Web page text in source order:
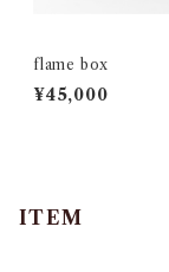
flame box
¥45,000
ITEM